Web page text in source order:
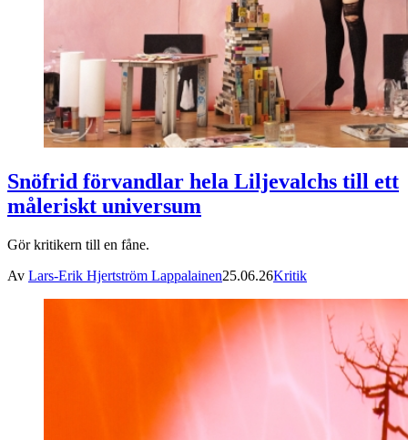
Snöfrid förvandlar hela Liljevalchs till ett
måleriskt universum
Gör kritikern till en fåne.
Av Lars-Erik Hjertström Lappalainen25.06.26Kritik